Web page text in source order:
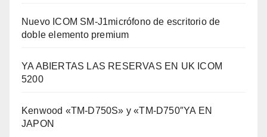
Nuevo ICOM SM-J1micrófono de escritorio de
doble elemento premium
YA ABIERTAS LAS RESERVAS EN UK ICOM
5200
Kenwood «TM-D750S» y «TM-D750″YA EN
JAPON